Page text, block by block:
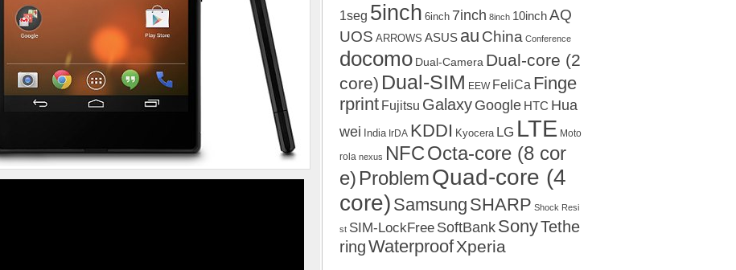
1seg 5inch 6inch 7inch 8inch 10inchAQ
UOS ARROWS ASUS au China Conference
docomo Dual-Camera Dual-core (2
core) Dual-SIM EEW FeliCa Finge
rprint Fujitsu Galaxy Google HTC Hua
wei India IrDA KDDI Kyocera LG LTE Moto
rola nexus NFCOcta-core (8 cor
e) ProblemQuad-core (4
core) Samsung SHARP Shock Resi
st SIM-LockFree SoftBank SonyTethe
ringWaterproofXperia